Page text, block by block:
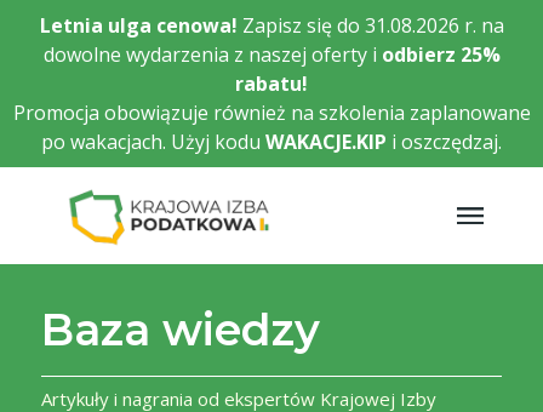
Przejdź
treści
Letnia ulga cenowa! Zapisz się do 31.08.2026 r. na
dowolne wydarzenia z naszej oferty i odbierz 25%
rabatu!
Promocja obowiązuje również na szkolenia zaplanowane
po wakacjach. Użyj kodu WAKACJE.KIP i oszczędzaj.
Baza wiedzy
Artykuły i nagrania od ekspertów Krajowej Izby